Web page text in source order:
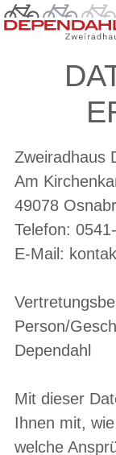
Zweiradhaus
Am
49078
Telefon:
E-Mail:
Person/
Dependahl
Mit dieser
Ihnen mit,
welche